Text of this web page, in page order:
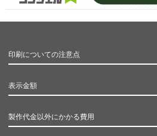
印刷についての注意点
表示金額
製作代金以外にかかる費用